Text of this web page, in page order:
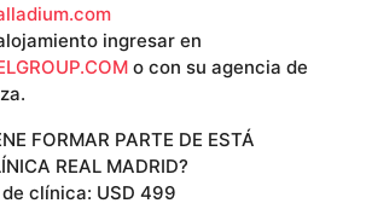
ingresar en
o con su agencia de
FORMAR PARTE DE ESTÁ
REAL MADRID?
clínica: USD 499